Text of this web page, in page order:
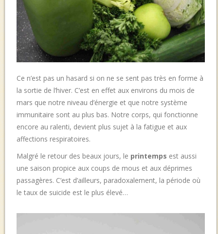
Ce n’est pas un hasard si on ne se sent pas très en forme à
la sortie de l’hiver. C’est en effet aux environs du mois de
mars que notre niveau d’énergie et que notre système
immunitaire sont au plus bas. Notre corps, qui fonctionne
encore au ralenti, devient plus sujet à la fatigue et aux
affections respiratoires.
Malgré le retour des beaux jours, le printemps est aussi
une saison propice aux coups de mous et aux déprimes
passagères. C’est d’ailleurs, paradoxalement, la période où
le taux de suicide est le plus élevé…